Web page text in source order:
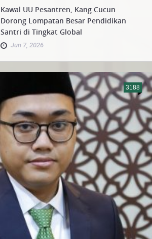
Kawal UU Pesantren, Kang Cucun
Dorong Lompatan Besar Pendidikan
Santri di Tingkat Global
Jun 7, 2026
3188